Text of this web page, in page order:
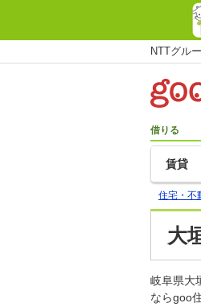
NTTグル
借りる
賃貸
住宅・不
大
岐阜県大
ならgoo